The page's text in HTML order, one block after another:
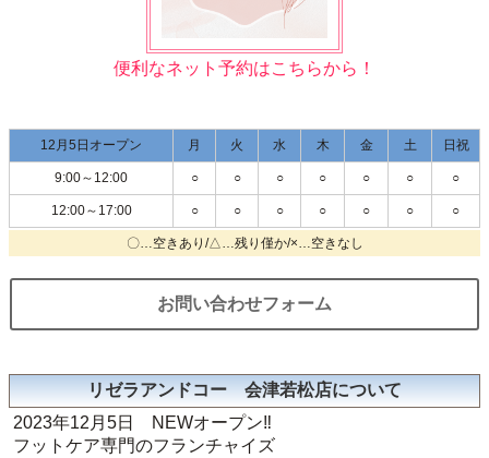
便利なネット予約はこちらから！
12月5日オープン 月 火 水 木 金 土 日祝
9:00～12:00 ○ ○ ○ ○ ○ ○ ○
12:00～17:00 ○ ○ ○ ○ ○ ○ ○
〇…空きあり/△…残り僅か/×…空きなし
お問い合わせフォーム
リゼラアンドコー 会津若松店について
2023年12月5日 NEWオープン‼️
フットケア専門のフランチャイズ